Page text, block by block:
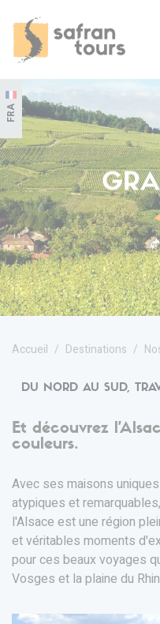
FRA
Accueil Destinations
DU NORD AU SUD,
Et découvrez
couleurs.
Avec ses maisons
atypiques et
l'Alsace est une région
et véritables moments
pour ces beaux voyages
Vosges et la plaine du